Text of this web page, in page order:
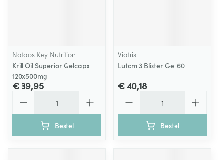
Nataos Key Nutrition
Krill Oil Superior Gelcaps
120x500mg
€ 39,95
Bestel
Viatris
Lutom 3 Blister Gel 60
€ 40,18
Bestel